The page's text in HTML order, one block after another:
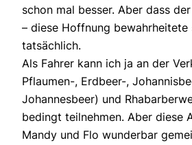
schon mal besser. Aber dass
– diese Hoffnung bewahrheitete
tatsächlich.
Als Fahrer kann ich ja an der
Pflaumen-, Erdbeer-,
Johannesbeer) und
bedingt teilnehmen. Aber diese
Mandy und Flo wunderbar